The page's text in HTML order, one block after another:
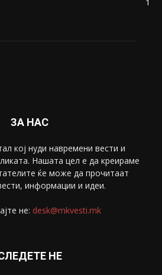
1
ЗА НАС
коj нуди навремени вести и
Нашата цел е да креираме
ќе може да прочитаат
информации и идеи.
не: desk@mkvesti.mk
НЕ